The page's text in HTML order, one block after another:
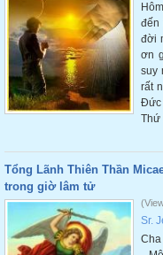
đến
đời
ơn
suy
rất
Đức
Thứ
Tổng Lãnh Thiên Thần
trong giờ lâm tử
Sr.